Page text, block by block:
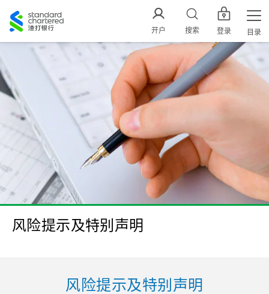
渣
打
中
国
开户 搜索 登录 目录
风险提示及特别声明
风险提示及特别声明